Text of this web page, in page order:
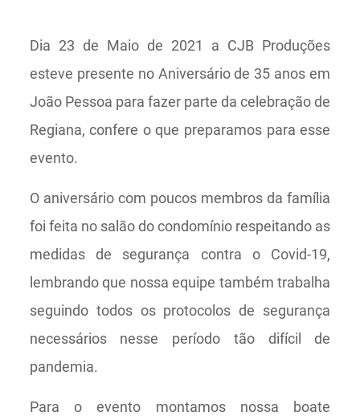
Dia 23 de Maio de 2021 a CJB Produções
esteve presente no Aniversário de 35 anos em
João Pessoa para fazer parte da celebração de
Regiana, confere o que preparamos para esse
evento.
O aniversário com poucos membros da família
foi feita no salão do condomínio respeitando as
medidas de segurança contra o Covid-19,
lembrando que nossa equipe também trabalha
seguindo todos os protocolos de segurança
necessários nesse período tão difícil de
pandemia.
Para o evento montamos nossa boate